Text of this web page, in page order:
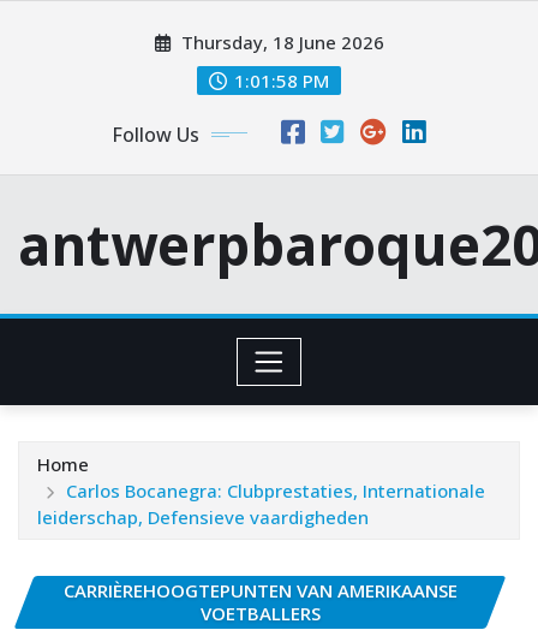
Thursday, 18 June 2026
1:01:59 PM
Follow Us
Home
Carlos Bocanegra: Clubprestaties, Internationale
leiderschap, Defensieve vaardigheden
CARRIÈREHOOGTEPUNTEN VAN AMERIKAANSE
VOETBALLERS